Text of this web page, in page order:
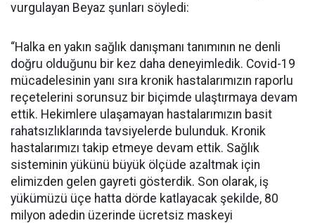
vurgulayan Beyaz şunları söyledi:
“Halka en yakın sağlık danışmanı tanımının ne denli
doğru olduğunu bir kez daha deneyimledik. Covid-19
mücadelesinin yanı sıra kronik hastalarımızın raporlu
reçetelerini sorunsuz bir biçimde ulaştırmaya devam
ettik. Hekimlere ulaşamayan hastalarımızın basit
rahatsızlıklarında tavsiyelerde bulunduk. Kronik
hastalarımızı takip etmeye devam ettik. Sağlık
sisteminin yükünü büyük ölçüde azaltmak için
elimizden gelen gayreti gösterdik. Son olarak, iş
yükümüzü üçe hatta dörde katlayacak şekilde, 80
milyon adedin üzerinde ücretsiz maskeyi